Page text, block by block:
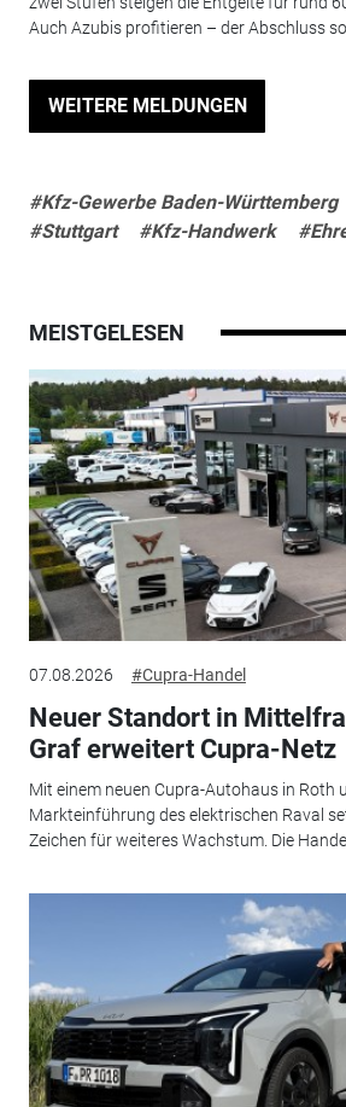
Auch Azubis profitieren – der Abschluss
WEITERE MELDUNGEN
#Kfz-Gewerbe Baden-Württemberg
#Stuttgart
#Kfz-Handwerk
MEISTGELESEN
07.08.2026 #Cupra-Handel
Neuer Standort in
Graf erweitert Cupra-Netz
Mit einem neuen Cupra-Autohaus in Roth
Markteinführung des elektrischen Raval
Zeichen für weiteres Wachstum. Die